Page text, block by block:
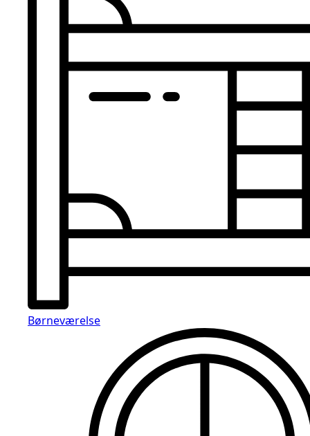
Børneværelse